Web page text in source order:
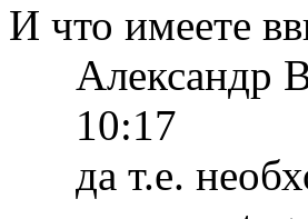
И что имеете
Александр
10:17
да т.е.